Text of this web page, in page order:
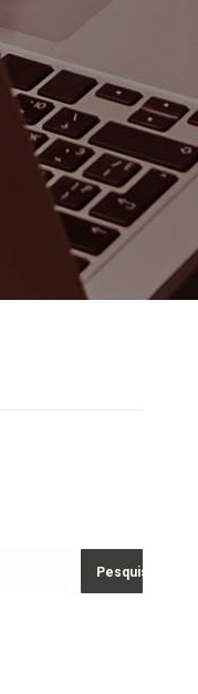
Pesquisar